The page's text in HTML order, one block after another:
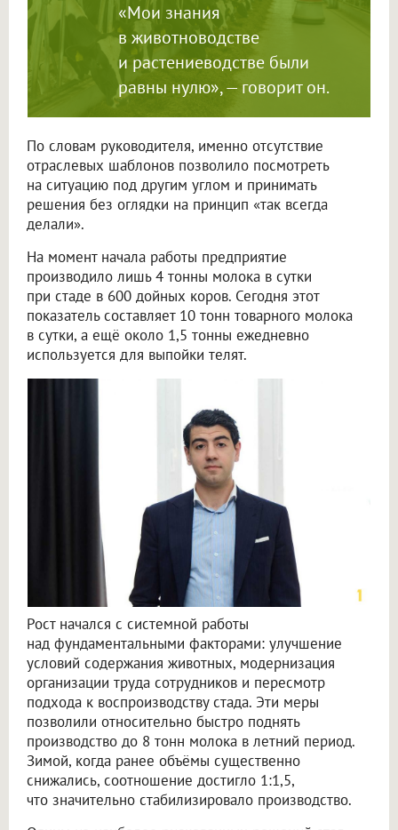
«Мои знания
в животноводстве
и растениеводстве были
равны нулю», — говорит он.
По словам руководителя, именно отсутствие
отраслевых шаблонов позволило посмотреть
на ситуацию под другим углом и принимать
решения без оглядки на принцип «так всегда
делали».
На момент начала работы предприятие
производило лишь 4 тонны молока в сутки
при стаде в 600 дойных коров. Сегодня этот
показатель составляет 10 тонн товарного молока
в сутки, а ещё около 1,5 тонны ежедневно
используется для выпойки телят.
Рост начался с системной работы
над фундаментальными факторами: улучшение
условий содержания животных, модернизация
организации труда сотрудников и пересмотр
подхода к воспроизводству стада. Эти меры
позволили относительно быстро поднять
производство до 8 тонн молока в летний период.
Зимой, когда ранее объёмы существенно
снижались, соотношение достигло 1:1,5,
что значительно стабилизировало производство.